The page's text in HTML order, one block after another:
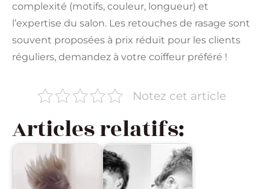
complexité (motifs, couleur, longueur) et
l’expertise du salon. Les retouches de rasage sont
souvent proposées à prix réduit pour les clients
réguliers, demandez à votre coiffeur préféré !
Notez cet article
Articles relatifs: